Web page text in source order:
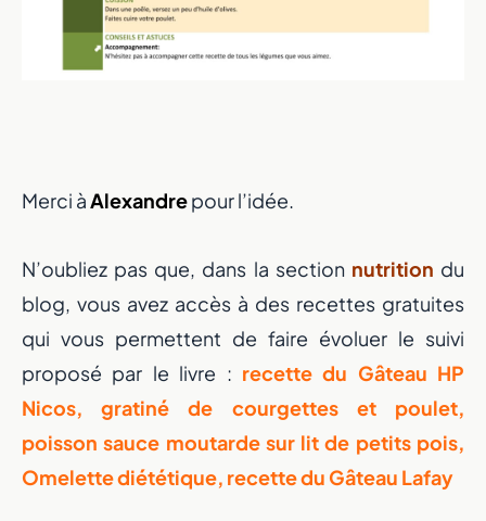
Merci àAlexandrepour l’idée.
N’oubliez pas que, dans la section nutrition du
blog, vous avez accès à des recettes gratuites
qui vous permettent de faire évoluer le suivi
proposé par le livre : recette du Gâteau HP
Nicos, gratiné de courgettes et poulet,
poisson sauce moutarde sur lit de petits pois,
Omelette diététique, recette du Gâteau Lafay